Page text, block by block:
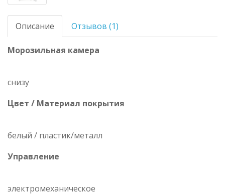
Описание Отзывов (1)
Морозильная камера
снизу
Цвет / Материал покрытия
белый / пластик/металл
Управление
электромеханическое